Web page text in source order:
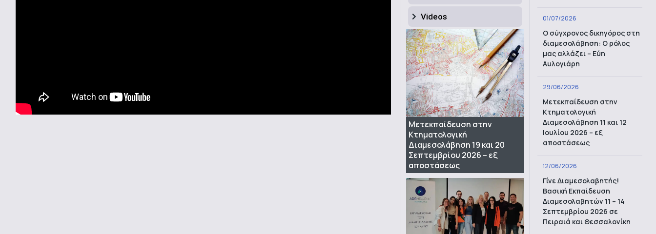
Videos
Μετεκπαίδευση στην
Κτηματολογική
Διαμεσολάβηση 19 και 20
Σεπτεμβρίου 2026 – εξ
αποστάσεως
01/07/2026
Ο σύγχρονος δικηγόρος στη
διαμεσολάβηση: Ο ρόλος
μας αλλάζει – Εύη
Αυλογιάρη
29/06/2026
Μετεκπαίδευση στην
Κτηματολογική
Διαμεσολάβηση 11 και 12
Ιουλίου 2026 – εξ
αποστάσεως
12/06/2026
Γίνε Διαμεσολαβητής!
Βασική Εκπαίδευση
Διαμεσολαβητών 11 – 14
Σεπτεμβρίου 2026 σε
Πειραιά και Θεσσαλονίκη